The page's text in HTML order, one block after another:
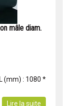
mâle diam.
(mm) : 1080 *
Lire la suite